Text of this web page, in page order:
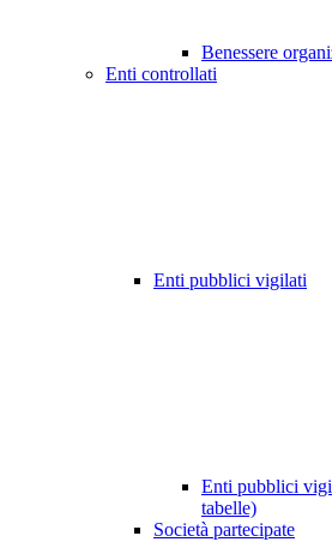
Benessere
Enti controllati
Enti pubblici vigilati
Enti pubblici
tabelle)
Società partecipate